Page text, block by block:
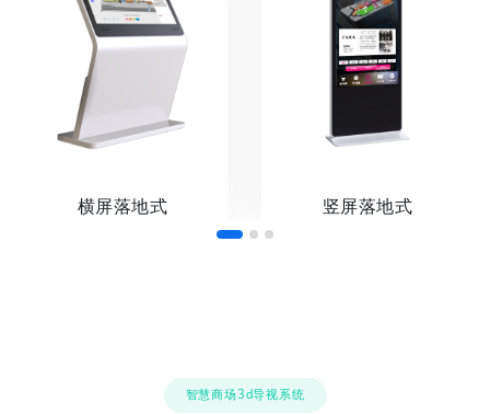
横屏落地式 竖屏落地式
智慧商场3d导视系统